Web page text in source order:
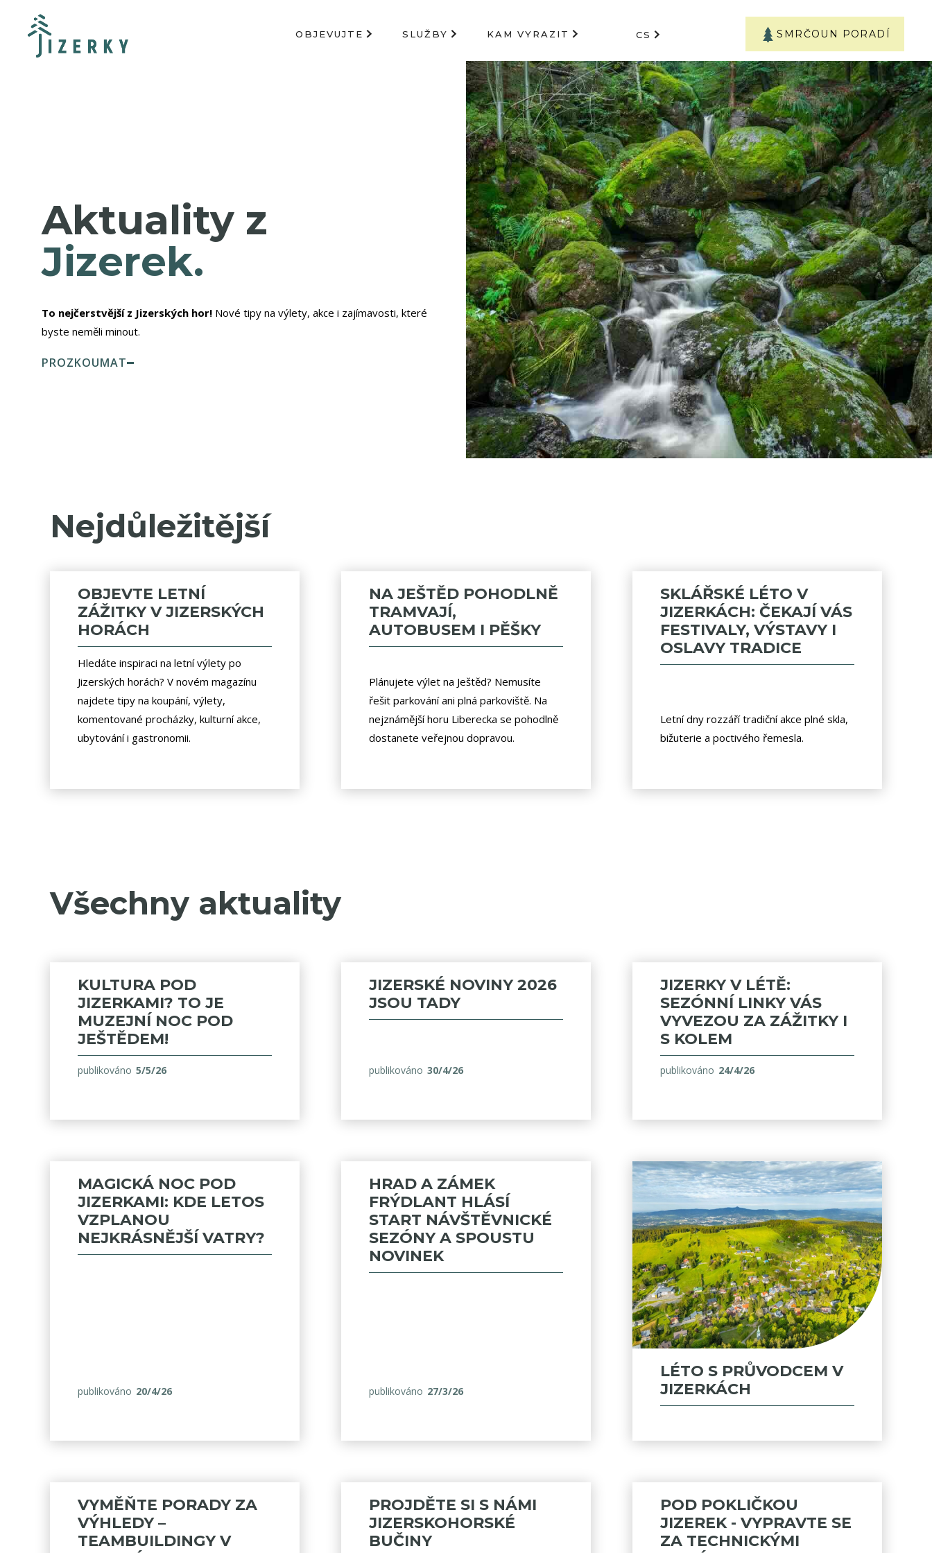
OBJEVUJTE SLUŽBY KAM VYRAZIT CS SMRČOUN PORADÍ
Aktuality z
Jizerek.
To nejčerstvější z Jizerských hor! Nové tipy na výlety, akce i zajímavosti, které
byste neměli minout.
PROZKOUMAT
Nejdůležitější
OBJEVTE LETNÍ
ZÁŽITKY V JIZERSKÝCH
HORÁCH
Hledáte inspiraci na letní výlety po
Jizerských horách? V novém magazínu
najdete tipy na koupání, výlety,
komentované procházky, kulturní akce,
ubytování i gastronomii.
NA JEŠTĚD POHODLNĚ
TRAMVAJÍ,
AUTOBUSEM I PĚŠKY
Plánujete výlet na Ještěd? Nemusíte
řešit parkování ani plná parkoviště. Na
nejznámější horu Liberecka se pohodlně
dostanete veřejnou dopravou.
SKLÁŘSKÉ LÉTO V
JIZERKÁCH: ČEKAJÍ VÁS
FESTIVALY, VÝSTAVY I
OSLAVY TRADICE
Letní dny rozzáří tradiční akce plné skla,
bižuterie a poctivého řemesla.
Všechny aktuality
KULTURA POD
JIZERKAMI? TO JE
MUZEJNÍ NOC POD
JEŠTĚDEM!
publikováno 5/5/26
JIZERSKÉ NOVINY 2026
JSOU TADY
publikováno 30/4/26
JIZERKY V LÉTĚ:
SEZÓNNÍ LINKY VÁS
VYVEZOU ZA ZÁŽITKY I
S KOLEM
publikováno 24/4/26
MAGICKÁ NOC POD
JIZERKAMI: KDE LETOS
VZPLANOU
NEJKRÁSNĚJŠÍ VATRY?
publikováno 20/4/26
HRAD A ZÁMEK
FRÝDLANT HLÁSÍ
START NÁVŠTĚVNICKÉ
SEZÓNY A SPOUSTU
NOVINEK
publikováno 27/3/26
LÉTO S PRŮVODCEM V
JIZERKÁCH
VYMĚŇTE PORADY ZA
VÝHLEDY –
TEAMBUILDINGY V
PROJDĚTE SI S NÁMI
JIZERSKOHORSKÉ
BUČINY
POD POKLIČKOU
JIZEREK - VYPRAVTE SE
ZA TECHNICKÝMI